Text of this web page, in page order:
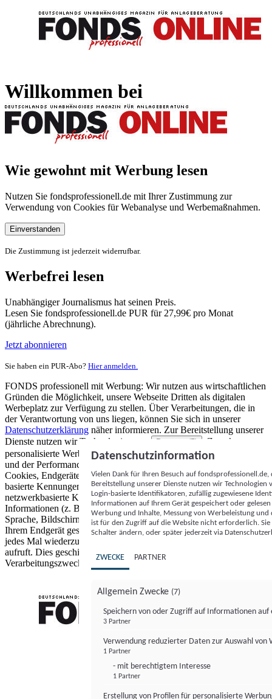
Willkommen bei
Wie gewohnt mit Werbung lesen
Nutzen Sie fondsprofessionell.de mit Ihrer Zustimmung zur
Verwendung von Cookies für Webanalyse und Werbemaßnahmen.
Einverstanden
Die Zustimmung ist jederzeit widerrufbar.
Werbefrei lesen
Unabhängiger Journalismus hat seinen Preis.
Lesen Sie fondsprofessionell.de PUR für 27,99€ pro Monat
(jährliche Abrechnung).
Jetzt abonnieren
Sie haben ein PUR-Abo? Hier anmelden.
FONDS professionell mit Werbung: Wir nutzen aus wirtschaftlichen
Gründen die Möglichkeit, unsere Webseite Dritten als digitalen
Werbeplatz zur Verfügung zu stellen. Über Verarbeitungen, die in
der Verantwortung von uns liegen, können Sie sich in unserer
Datenschutzerklärung näher informieren. Zur Bereitstellung unserer
Dienste nutzen wir Technologien von
Partnern (5)
. Zwecke:
personalisierte Werbung und Inhalte, Messung von Werbeleistung
und der Performance von Inhalten sowie Zielgruppenforschung.
Cookies, Endgeräte- oder ähnliche Online-Kennungen (z. B. login-
basierte Kennungen, zufällig generierte Kennungen,
netzwerkbasierte Kennungen) können zusammen mit anderen
Informationen (z. B. Browsertyp und Browserinformationen,
Sprache, Bildschirmgröße, unterstützte Technologien usw.) auf
Ihrem Endgerät gespeichert oder von dort ausgelesen werden, um es
jedes Mal wiederzuerkennen, wenn es eine App oder einer Webseite
aufruft. Dies geschieht für einen oder mehrere der hier aufgeführten
Verarbeitungszwecke.
Datenschutzinformation
Vielen Dank für Ihren Besuch auf
Bereitstellung unserer Dienste nutzen wir Technologien
Login-basierte Identifikatoren, zufällig zugewiesene
Informationen auf Ihrem Gerät gespeichert oder
Werbung und Inhalte, Messung von Werbeleistung
ist für den Zugriff auf die Website nicht erforderlich.
Schalter ändern, oder später jederzeit via
ZWECKE PARTNER
Allgemein Zwecke (7)
Speichern von oder Zugriff auf Informationen auf
3 Partner
Verwendung reduzierter Daten zur Auswahl von
1 Partner
- mit berechtigtem Interesse
1 Partner
Erstellung von Profilen für personalisierte
FONDS professionell